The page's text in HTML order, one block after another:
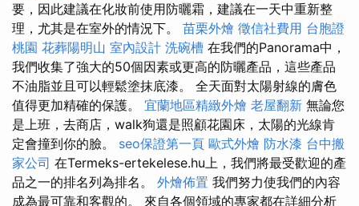
要，因此建議在化妝前使用防曬霜，建議在一天中重新整
理，尤其是在室外的情況下。 苗栗外燴 徵信社費用 台胞證
桃園 花葬陽明山 室內設計 洗碗槽 在我們的Panorama中，
我們收集了強大的50個因素或更高的防曬產品，這些產品
不油脂並且可以輕鬆塗抹底漆。 全天面對太陽射線的膚色
值得更加精確的保護。 宜蘭地區精緻外燴 老屋翻新 無論您
是上班，去商店，walk狗還是照顧花園床，太陽的光線肯
定會撞到你的臉。 seo保證第一頁 歐式外燴 防水漆 台中搬
家公司 在Termeks-ertekelese.hu上，我們將最受歡迎的產
品之一的排名列為排名。 外燴佈置 我們努力使我們的內容
成為最可靠和客觀的。 來自各個領域的專家都在詳細分析